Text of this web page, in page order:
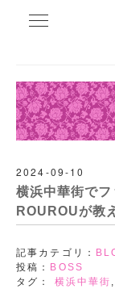
2024-09-10
横浜中華街でフ
ROUROUが教
記事カテゴリ：
投稿： BOSS
タグ： 横浜中華街